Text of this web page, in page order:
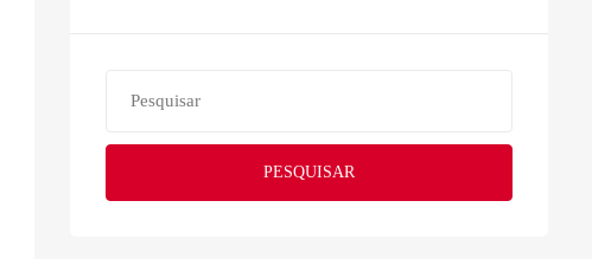
PESQUISAR